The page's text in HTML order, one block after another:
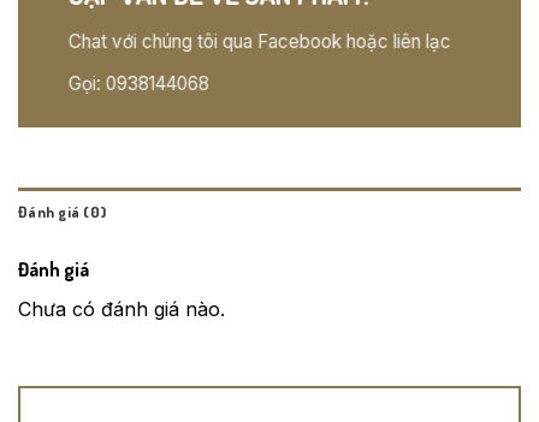
Chat với chúng tôi qua Facebook hoặc liên lạc
Gọi: 0938144068
Đánh giá (0)
Đánh giá
Chưa có đánh giá nào.